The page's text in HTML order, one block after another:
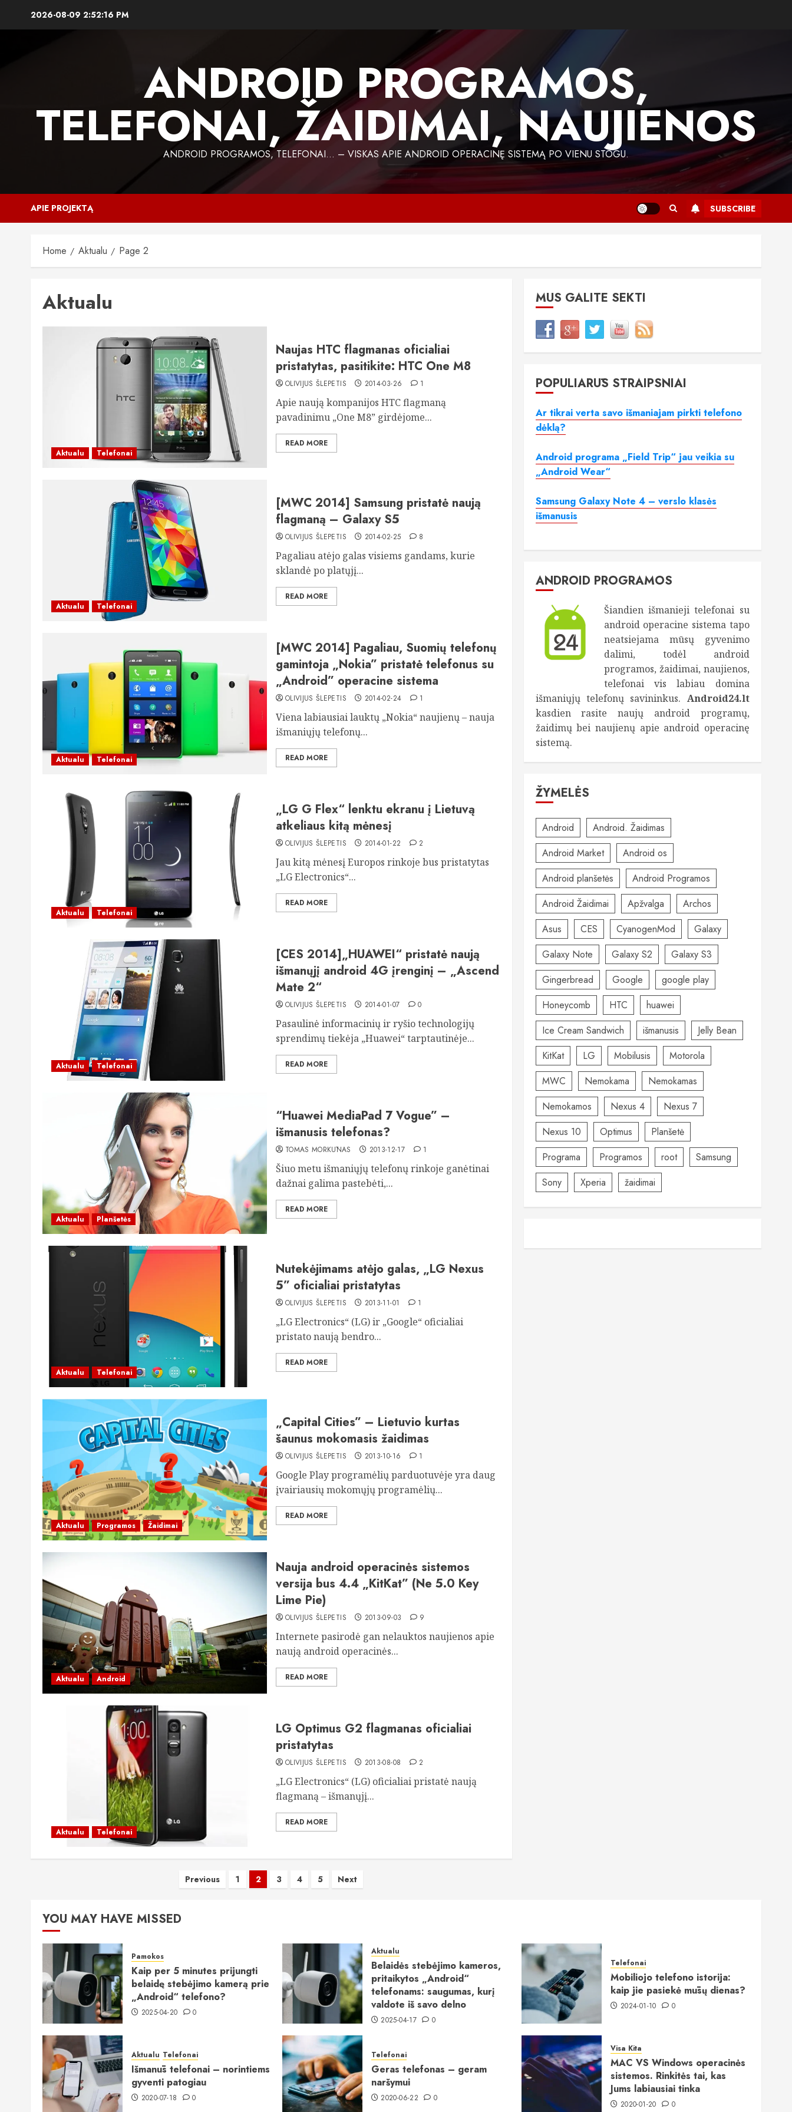
2026-08-09 2:52:17 PM
ANDROID PROGRAMOS,
TELEFONAI, ŽAIDIMAI, NAUJIENOS
ANDROID PROGRAMOS, TELEFONAI… – VISKAS APIE ANDROID OPERACINĘ SISTEMĄ PO VIENU STOGU.
APIE PROJEKTĄ SUBSCRIBE
Home Aktualu Page 2
Aktualu
Aktualu Telefonai
Naujas HTC flagmanas oficialiai
pristatytas, pasitikite: HTC One M8
OLIVIJUS ŠLEPETIS 2014-03-26 1
Apie naują kompanijos HTC flagmaną
pavadinimu „One M8” girdėjome...
READ MORE
Aktualu Telefonai
[MWC 2014] Samsung pristatė naują
flagmaną – Galaxy S5
OLIVIJUS ŠLEPETIS 2014-02-25 8
Pagaliau atėjo galas visiems gandams, kurie
sklandė po platųjį...
READ MORE
Aktualu Telefonai
[MWC 2014] Pagaliau, Suomių telefonų
gamintoja „Nokia” pristatė telefonus su
„Android” operacine sistema
OLIVIJUS ŠLEPETIS 2014-02-24 1
Viena labiausiai lauktų „Nokia“ naujienų – nauja
išmaniųjų telefonų...
READ MORE
Aktualu Telefonai
„LG G Flex“ lenktu ekranu į Lietuvą
atkeliaus kitą mėnesį
OLIVIJUS ŠLEPETIS 2014-01-22 2
Jau kitą mėnesį Europos rinkoje bus pristatytas
„LG Electronics“...
READ MORE
Aktualu Telefonai
[CES 2014]„HUAWEI“ pristatė naują
išmanųjį android 4G įrenginį – „Ascend
Mate 2“
OLIVIJUS ŠLEPETIS 2014-01-07 0
Pasaulinė informacinių ir ryšio technologijų
sprendimų tiekėja „Huawei“ tarptautinėje...
READ MORE
Aktualu Planšetės
“Huawei MediaPad 7 Vogue” –
išmanusis telefonas?
TOMAS MORKŪNAS 2013-12-17 1
Šiuo metu išmaniųjų telefonų rinkoje ganėtinai
dažnai galima pastebėti,...
READ MORE
Aktualu Telefonai
Nutekėjimams atėjo galas, „LG Nexus
5” oficialiai pristatytas
OLIVIJUS ŠLEPETIS 2013-11-01 1
„LG Electronics“ (LG) ir „Google“ oficialiai
pristato naują bendro...
READ MORE
Aktualu Programos Žaidimai
„Capital Cities” – Lietuvio kurtas
šaunus mokomasis žaidimas
OLIVIJUS ŠLEPETIS 2013-10-16 1
Google Play programėlių parduotuvėje yra daug
įvairiausių mokomųjų programėlių...
READ MORE
Aktualu Android
Nauja android operacinės sistemos
versija bus 4.4 „KitKat” (Ne 5.0 Key
Lime Pie)
OLIVIJUS ŠLEPETIS 2013-09-03 9
Internete pasirodė gan nelauktos naujienos apie
naują android operacinės...
READ MORE
Aktualu Telefonai
LG Optimus G2 flagmanas oficialiai
pristatytas
OLIVIJUS ŠLEPETIS 2013-08-08 2
„LG Electronics“ (LG) oficialiai pristatė naują
flagmaną – išmanųjį...
READ MORE
Įrašų
Previous 1 2 3 4 5 Next
MUS GALITE SEKTI
POPULIARŪS STRAIPSNIAI
Ar tikrai verta savo išmaniajam pirkti telefono
dėklą?
Android programa „Field Trip“ jau veikia su
„Android Wear“
Samsung Galaxy Note 4 – verslo klasės
išmanusis
ANDROID PROGRAMOS
Šiandien išmanieji telefonai su
android operacine sistema tapo
neatsiejama mūsų gyvenimo
dalimi, todėl android
programos, žaidimai, naujienos,
telefonai vis labiau domina
išmaniųjų telefonų savininkus. Android24.lt
kasdien rasite naujų android programų,
žaidimų bei naujienų apie android operacinę
sistemą.
ŽYMELĖS
Android
Android. Žaidimas
Android Market
Android os
Android planšetės
Android Programos
Android Žaidimai
Apžvalga
Archos
Asus
CES CyanogenMod
Galaxy
Galaxy Note
Galaxy S2
Galaxy S3
Gingerbread
Google
google play
Honeycomb
HTC
huawei
Ice Cream Sandwich
išmanusis
Jelly Bean
KitKat
LG Mobilusis
Motorola
MWC
Nemokama
Nemokamas
Nemokamos
Nexus 4
Nexus 7
Nexus 10
Optimus
Planšetė
Programa
Programos root
Samsung
Sony
Xperia žaidimai
YOU MAY HAVE MISSED
Pamokos
Kaip per 5 minutes prijungti
belaidę stebėjimo kamerą prie
„Android“ telefono?
2025-04-20 0
Aktualu
Belaidės stebėjimo kameros,
pritaikytos „Android“
telefonams: saugumas, kurį
valdote iš savo delno
2025-04-17 0
Telefonai
Mobiliojo telefono istorija:
kaip jie pasiekė mūsų dienas?
2024-01-10 0
Aktualu Telefonai
Išmanūs telefonai – norintiems
gyventi patogiau
2020-07-18 0
Telefonai
Geras telefonas – geram
naršymui
2020-06-22 0
Visa Kita
MAC VS Windows operacinės
sistemos. Rinkitės tai, kas
Jums labiausiai tinka
2020-01-20 0